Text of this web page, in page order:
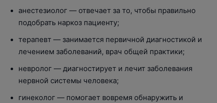
анестезиолог — отвечает за то, чтобы правильно
подобрать наркоз пациенту;
терапевт — занимается первичной диагностикой и
лечением заболеваний, врач общей практики;
невролог — диагностирует и лечит заболевания
нервной системы человека;
гинеколог — помогает вовремя обнаружить и